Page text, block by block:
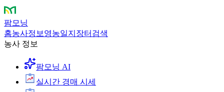
팜모닝
홈농사정보 영농일지 장터 검색
농사 정보
팜모닝 AI
실시간 경매 시세